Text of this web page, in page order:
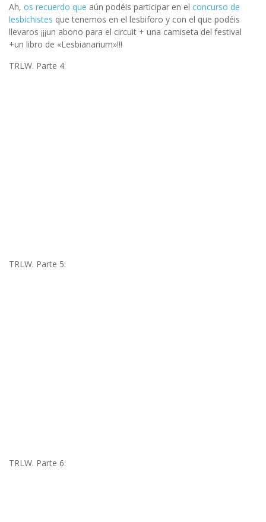
Ah, os recuerdo que aún podéis participar en el concurso de
lesbichistes que tenemos en el lesbiforo y con el que podéis
llevaros ¡¡¡un abono para el circuit + una camiseta del festival
+un libro de «Lesbianarium»!!!
TRLW. Parte 4:
TRLW. Parte 5:
TRLW. Parte 6: